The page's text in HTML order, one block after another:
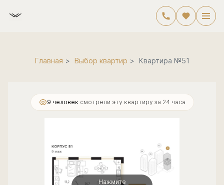
Главная Выбор квартир Квартира №51
2-комнатная 69.9 м 19 608 000 руб.
9 человек смотрели эту квартиру за 24 часа
Нажмите